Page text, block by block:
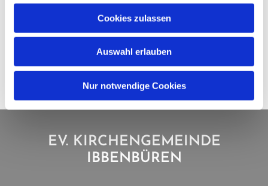
Cookies zulassen
Auswahl erlauben
Nur notwendige Cookies
EV. KIRCHENGEMEINDE
IBBENBÜREN